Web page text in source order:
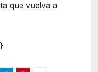
que vuelva a